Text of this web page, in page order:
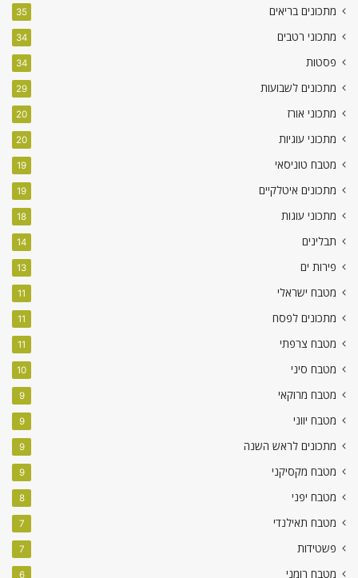
מתכונים בריאים 35
מתכוני רטבים 34
פסטות 34
מתכונים לשבועות 29
מתכוני אורז 20
מתכוני עוגיות 20
מטבח טוניסאי 19
מתכונים איטלקיים 19
מתכוני עוגות 18
תבלינים 14
פירות ים 13
מטבח ישראלי 11
מתכונים לפסח 11
מטבח צרפתי 11
מטבח סיני 10
מטבח מרוקאי 9
מטבח יווני 9
מתכונים לראש השנה 9
מטבח מקסיקני 9
מטבח יפני 8
מטבח תאילנדי 7
פשטידות 7
מטבח רומני 6